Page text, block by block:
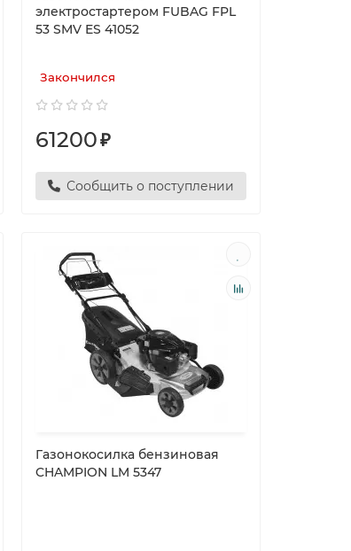
электростартером FUBAG FPL
53 SMV ES 41052
Закончился
61200₽
Сообщить о поступлении
Газонокосилка бензиновая
CHAMPION LM 5347